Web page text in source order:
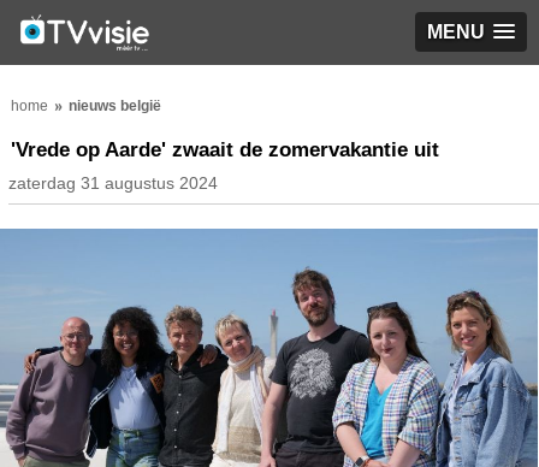
MENU
home nieuws belgië
'Vrede op Aarde' zwaait de zomervakantie uit
zaterdag 31 augustus 2024